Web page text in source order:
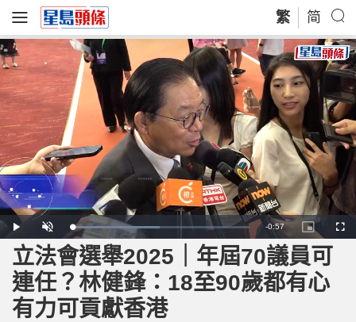
繁 简
P
l
a
y
U
n
m
u
t
e
L
o
a
d
e
d
:
4
9
.
4
3
R
e
m
-0:57
P
i
c
t
u
e
-
F
u
立法會選舉2025｜年屆70議員可
連任？林健鋒：18至90歲都有心
有力可貢獻香港